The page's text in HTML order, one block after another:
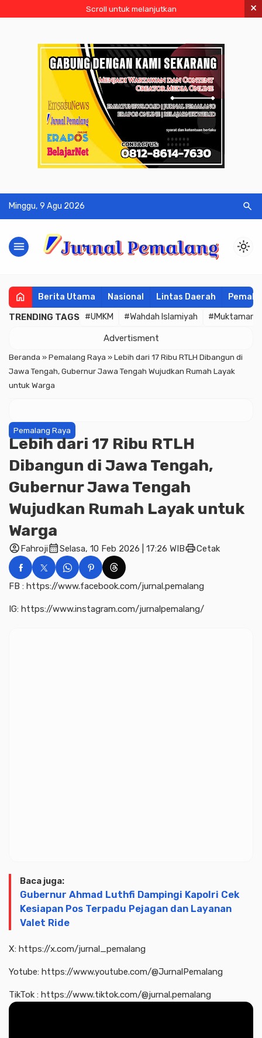
Scroll untuk melanjutkan ×
Minggu, 9 Agu 2026 search
menu light_mode
home Berita Utama Nasional Lintas Daerah
TRENDING TAGS #UMKM #Wahdah Islamiyah #Muktamar
Advertisment
Beranda »Pemalang Raya »Lebih dari 17 Ribu RTLH Dibangun di
Jawa Tengah, Gubernur Jawa Tengah Wujudkan Rumah Layak
untuk Warga
Pemalang Raya
Lebih dari 17 Ribu RTLH
Dibangun di Jawa Tengah,
Gubernur Jawa Tengah
Wujudkan Rumah Layak untuk
Warga
account_circleFahrojicalendar_monthSelasa, 10 Feb 2026 | 17:26 WIBprintCetak
FB : https://www.facebook.com/jurnal.pemalang
IG: https://www.instagram.com/jurnalpemalang/
Baca juga:
Gubernur Ahmad Luthfi Dampingi Kapolri Cek
Kesiapan Pos Terpadu Pejagan dan Layanan
Valet Ride
X: https://x.com/jurnal_pemalang
Yotube: https://www.youtube.com/@JurnalPemalang
TikTok : https://www.tiktok.com/@jurnal.pemalang